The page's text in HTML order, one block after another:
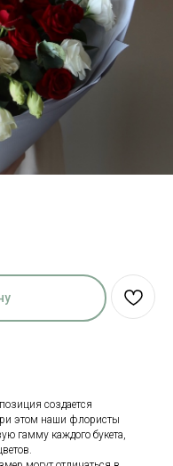
создается
этом наши флористы
гамму каждого букета,